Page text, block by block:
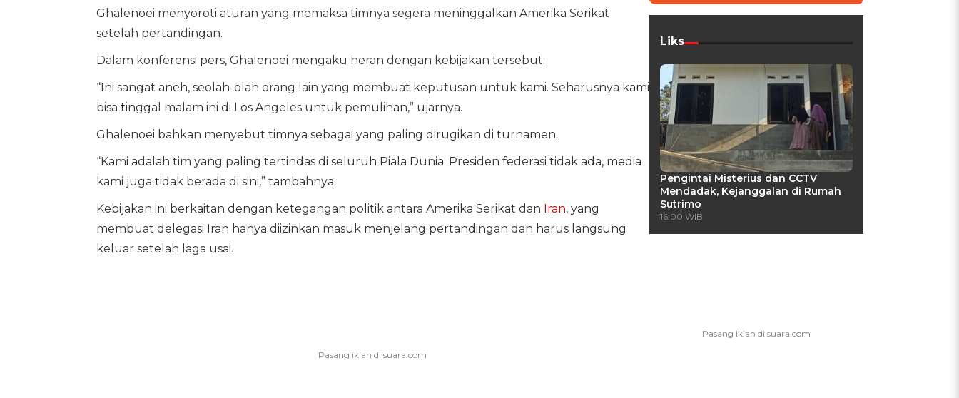
Ghalenoei menyoroti aturan yang memaksa timnya segera meninggalkan Amerika Serikat
setelah pertandingan.
Dalam konferensi pers, Ghalenoei mengaku heran dengan kebijakan tersebut.
“Ini sangat aneh, seolah-olah orang lain yang membuat keputusan untuk kami. Seharusnya kami
bisa tinggal malam ini di Los Angeles untuk pemulihan,” ujarnya.
Ghalenoei bahkan menyebut timnya sebagai yang paling dirugikan di turnamen.
“Kami adalah tim yang paling tertindas di seluruh Piala Dunia. Presiden federasi tidak ada, media
kami juga tidak berada di sini,” tambahnya.
Kebijakan ini berkaitan dengan ketegangan politik antara Amerika Serikat dan Iran, yang
membuat delegasi Iran hanya diizinkan masuk menjelang pertandingan dan harus langsung
keluar setelah laga usai.
Liks
Pengintai Misterius dan CCTV
Mendadak, Kejanggalan di Rumah
Sutrimo
16:00 WIB